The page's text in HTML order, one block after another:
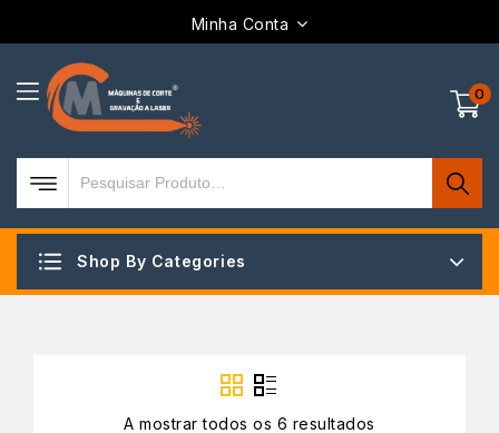
Minha Conta
Shop By Categories
0
A mostrar todos os 6 resultados